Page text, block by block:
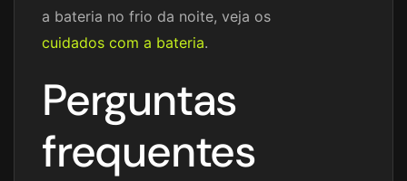
a bateria no frio da noite, veja os
cuidados com a bateria.
Perguntas
frequentes